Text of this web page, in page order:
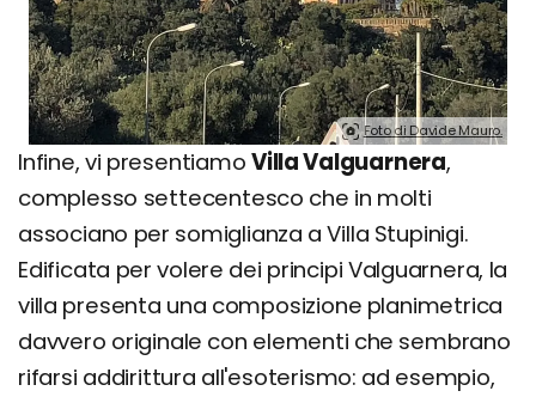
Foto di Davide Mauro.
Infine, vi presentiamo Villa Valguarnera,
complesso settecentesco che in molti
associano per somiglianza a Villa Stupinigi.
Edificata per volere dei principi Valguarnera, la
villa presenta una composizione planimetrica
davvero originale con elementi che sembrano
rifarsi addirittura all'esoterismo: ad esempio,